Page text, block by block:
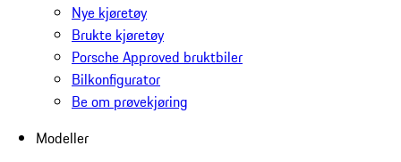
Nye kjøretøy
Brukte kjøretøy
Porsche Approved bruktbiler
Bilkonfigurator
Be om prøvekjøring
Modeller